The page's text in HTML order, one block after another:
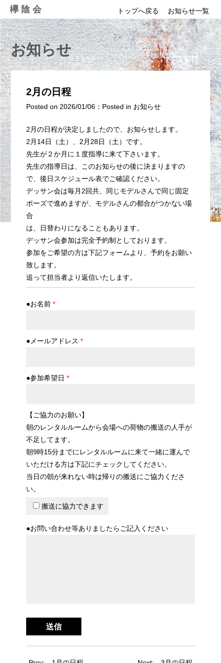
to
content
欅陰会 トップへ戻る お知らせ一覧
お知らせ
2月の日程
Posted on 2026/01/06： Posted in お知らせ
2月の日程が決定しましたので、お知らせします。
2月14日（土）、2月28日（土）です。
先生が２か月に１度指導に来て下さいます。
先生の指導日は、このお知らせの後に決まりますの
で、後日スケジュール表でご確認ください。
デッサン会は毎月2回共、同じモデルさんで同じ固定
ポーズで進めますが、モデルさんの都合がつかない場
合
は、日替わりになることもあります。
デッサン会参加は完全予約制としております。
参加をご希望の方は下記フォームより、予約をお願い
致します。
追って担当者より返信いたします。
●お名前*
●メールアドレス *
●参加希望日 *
【ご協力のお願い】
朝のレンタルルームから会場への荷物の搬送の人手が
不足してます。
朝9時15分までにレンタルルームに来て一緒に運んで
いただける方は下記にチェックしてください。
当日の朝が来れない時は帰りの搬送にご協力くださ
い。
搬送に協力できます
●お問い合わせ等ありましたらご記入ください